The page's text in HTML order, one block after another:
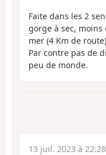
Faite dans les 2
gorge à sec,
mer (4 Km de
Par contre pas de
peu de monde.
13 juil. 2023 à 22:28